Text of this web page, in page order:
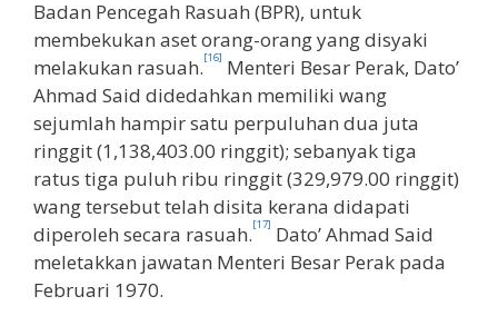
Badan Pencegah Rasuah (BPR), untuk
membekukan aset orang-orang yang disyaki
melakukan rasuah.[16] Menteri Besar Perak, Dato’
Ahmad Said didedahkan memiliki wang
sejumlah hampir satu perpuluhan dua juta
ringgit (1,138,403.00 ringgit); sebanyak tiga
ratus tiga puluh ribu ringgit (329,979.00 ringgit)
wang tersebut telah disita kerana didapati
diperoleh secara rasuah.[17] Dato’ Ahmad Said
meletakkan jawatan Menteri Besar Perak pada
Februari 1970.